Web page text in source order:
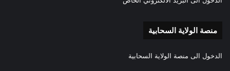
منصة الولاية السحابية
الدخول الى منصة الولاية السحابية